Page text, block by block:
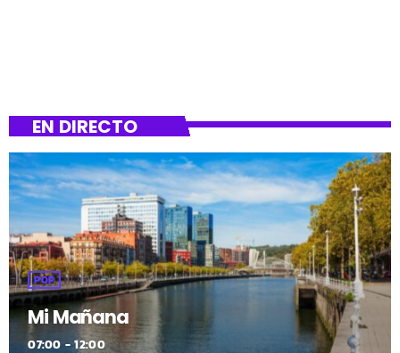
EN DIRECTO
POP
Mi Mañana
07:00 - 12:00